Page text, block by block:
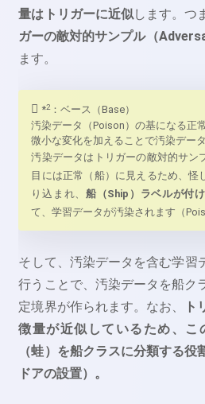
量はトリガーに近似します。つ
ガーの敵対的サンプル（
ます。
*2：ベース（Base）
汚染データ（Poison）の基になる正
微小な変化を加えることで汚染デー
汚染データはトリガーの敵対的サン
目には正常（船）に見えるため、怪
り込まれ、 船（Ship）ラベルが付け
て、学習データが汚染されます（
そして、汚染データを含む学習
行うことで、汚染データを船ク
定境界が作られます。なお、
ト
徴量が近似しているため、こ
（蛙）を船クラスに分類する
ドアの設置）。